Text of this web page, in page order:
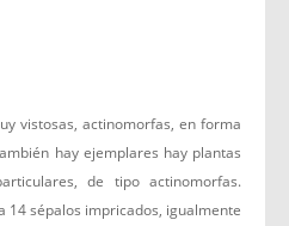
vistosas, actinomorfas, en forma
hay ejemplares hay plantas
de tipo actinomorfas.
14 sépalos impricados, igualmente